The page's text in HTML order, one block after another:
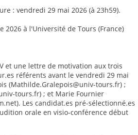
: vendredi 29 mai 2026 (à 23h59).
2026 à l'Université de Tours (France)
et une lettre de motivation aux trois
référents avant le vendredi 29 mai
(Mathilde.Gralepois@univ-tours.fr) ;
tours.fr) ; et Marie Fournier
Les candidat.es pré-sélectionné.es
orale en visio-conférence début